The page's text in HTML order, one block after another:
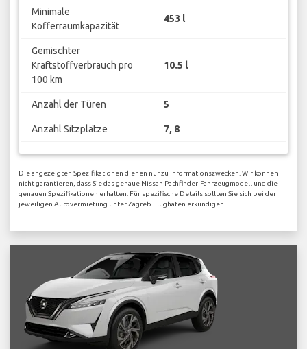
Minimale
Kofferraumkapazität
453 l
Gemischter
Kraftstoffverbrauch pro
100 km
10.5 l
Anzahl der Türen 5
Anzahl Sitzplätze 7, 8
Die angezeigten Spezifikationen dienen nur zu Informationszwecken. Wir können
nicht garantieren, dass Sie das genaue Nissan Pathfinder-Fahrzeugmodell und die
genauen Spezifikationen erhalten. Für spezifische Details sollten Sie sich bei der
jeweiligen Autovermietung unter Zagreb Flughafen erkundigen.